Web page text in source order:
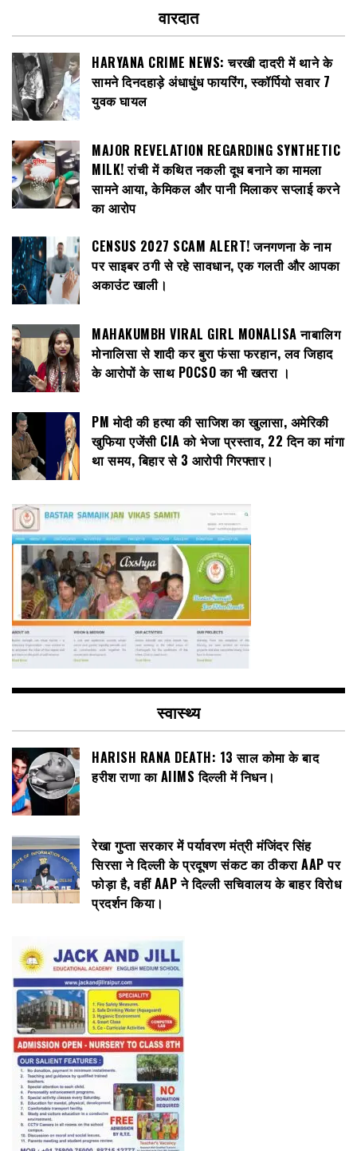
वारदात
HARYANA CRIME NEWS: चरखी दादरी में थाने के
सामने दिनदहाड़े अंधाधुंध फायरिंग, स्कॉर्पियो सवार 7
युवक घायल
MAJOR REVELATION REGARDING SYNTHETIC
MILK! रांची में कथित नकली दूध बनाने का मामला
सामने आया, केमिकल और पानी मिलाकर सप्लाई करने
का आरोप
CENSUS 2027 SCAM ALERT! जनगणना के नाम
पर साइबर ठगी से रहे सावधान, एक गलती और आपका
अकाउंट खाली।
MAHAKUMBH VIRAL GIRL MONALISA नाबालिग
मोनालिसा से शादी कर बुरा फंसा फरहान, लव जिहाद
के आरोपों के साथ POCSO का भी खतरा ।
PM मोदी की हत्या की साजिश का खुलासा, अमेरिकी
खुफिया एजेंसी CIA को भेजा प्रस्ताव, 22 दिन का मांगा
था समय, बिहार से 3 आरोपी गिरफ्तार।
स्वास्थ्य
HARISH RANA DEATH: 13 साल कोमा के बाद
हरीश राणा का AIIMS दिल्ली में निधन।
रेखा गुप्ता सरकार में पर्यावरण मंत्री मंजिंदर सिंह
सिरसा ने दिल्ली के प्रदूषण संकट का ठीकरा AAP पर
फोड़ा है, वहीं AAP ने दिल्ली सचिवालय के बाहर विरोध
प्रदर्शन किया।